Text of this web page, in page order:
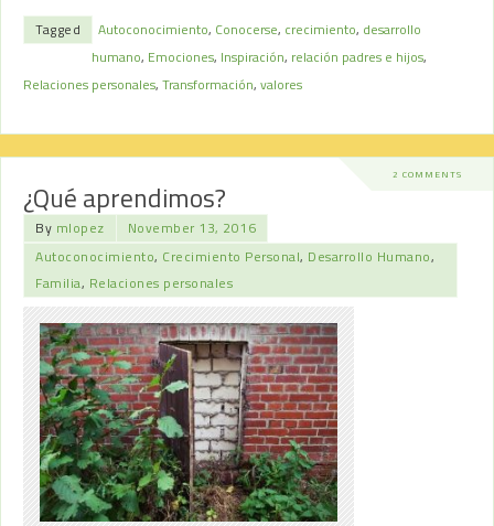
Tagged Autoconocimiento, Conocerse, crecimiento, desarrollo
humano, Emociones, Inspiración, relación padres e hijos,
Relaciones personales,Transformación,valores
2 COMMENTS
¿Qué aprendimos?
By mlopez
November 13, 2016
Autoconocimiento, Crecimiento Personal, Desarrollo Humano,
Familia, Relaciones personales